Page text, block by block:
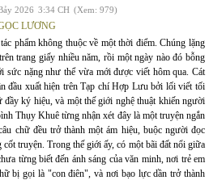
2026 3:34 CH (Xem: 979)
LƯƠNG
phẩm không thuộc về một thời điểm. Chúng lặng
trang giấy nhiều năm, rồi một ngày nào đó bỗng
sức nặng như thể vừa mới được viết hôm qua. Cát
đầu xuất hiện trên Tạp chí Hợp Lưu bởi lối viết tối
ký hiệu, và một thế giới nghệ thuật khiến người
Thụy Khuê từng nhận xét đây là một truyện ngắn
chữ đều trở thành một ám hiệu, buộc người đọc
truyện. Trong thế giới ấy, có một bãi đất nổi giữa
từng biết đến ánh sáng của văn minh, nơi trẻ em
bị gọi là "con điên", và nơi bạo lực dần trở thành